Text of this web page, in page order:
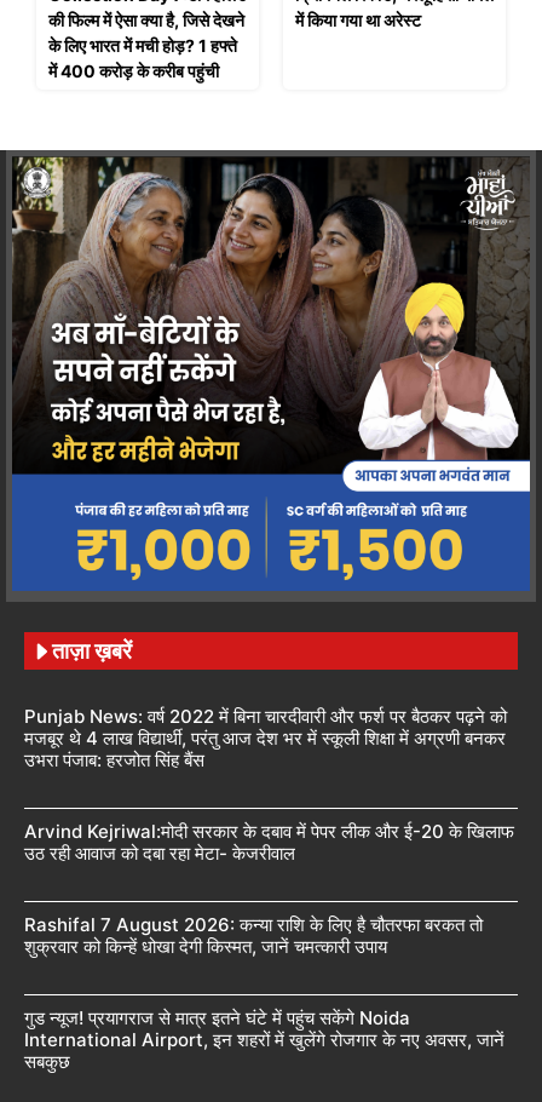
की फिल्म में ऐसा क्या है, जिसे देखने
के लिए भारत में मची होड़? 1 हफ्ते
में 400 करोड़ के करीब पहुंची
में किया गया था अरेस्ट
ताज़ा ख़बरें
Punjab News: वर्ष 2022 में बिना चारदीवारी और फर्श पर बैठकर पढ़ने को
मजबूर थे 4 लाख विद्यार्थी, परंतु आज देश भर में स्कूली शिक्षा में अग्रणी बनकर
उभरा पंजाब: हरजोत सिंह बैंस
Arvind Kejriwal:मोदी सरकार के दबाव में पेपर लीक और ई-20 के खिलाफ
उठ रही आवाज को दबा रहा मेटा- केजरीवाल
Rashifal 7 August 2026: कन्या राशि के लिए है चौतरफा बरकत तो
शुक्रवार को किन्हें धोखा देगी किस्मत, जानें चमत्कारी उपाय
गुड न्यूज! प्रयागराज से मात्र इतने घंटे में पहुंच सकेंगे Noida
International Airport, इन शहरों में खुलेंगे रोजगार के नए अवसर, जानें
सबकुछ